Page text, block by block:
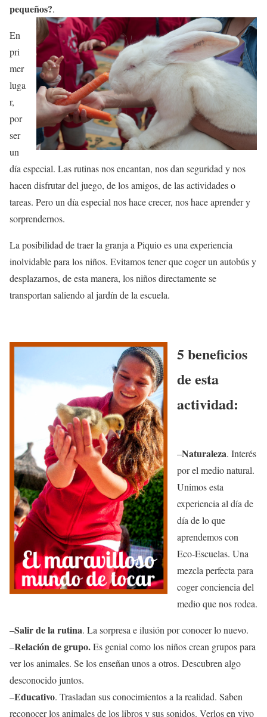
pequeños?.
En
pri
mer
luga
r,
por
ser
un
día especial. Las rutinas nos encantan, nos dan seguridad y nos
hacen disfrutar del juego, de los amigos, de las actividades o
tareas. Pero un día especial nos hace crecer, nos hace aprender y
sorprendernos.
La posibilidad de traer la granja a Piquio es una experiencia
inolvidable para los niños. Evitamos tener que coger un autobús y
desplazarnos, de esta manera, los niños directamente se
transportan saliendo al jardín de la escuela.
5 beneficios
de esta
actividad:
–Naturaleza. Interés
por el medio natural.
Unimos esta
experiencia al día de
día de lo que
aprendemos con
Eco-Escuelas. Una
mezcla perfecta para
coger conciencia del
medio que nos rodea.
–Salir de la rutina. La sorpresa e ilusión por conocer lo nuevo.
–Relación de grupo.Es genial como los niños crean grupos para
ver los animales. Se los enseñan unos a otros. Descubren algo
desconocido juntos.
–Educativo. Trasladan sus conocimientos a la realidad. Saben
reconocer los animales de los libros y sus sonidos. Verlos en vivo